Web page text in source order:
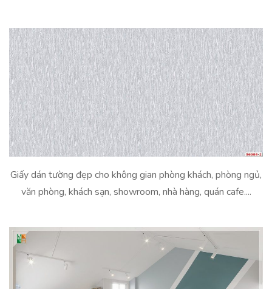
Giấy dán tường đẹp cho không gian phòng khách, phòng ngủ,
văn phòng, khách sạn, showroom, nhà hàng, quán cafe....